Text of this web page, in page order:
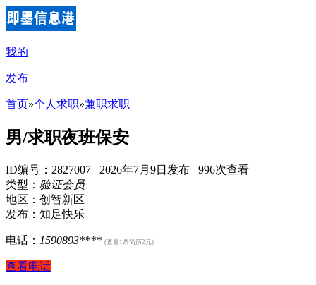
我的
发布
首页»个人求职»兼职求职
男/求职夜班保安
ID编号：2827007 2026年7月9日发布 996次查看
类型： 验证会员
地区：创智新区
发布：知足快乐
电话： 1590893**** (查看1条简历2元)
查看电话